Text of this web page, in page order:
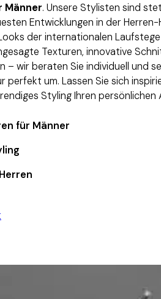
Männer. Unsere Stylisten sind
Entwicklungen in der
der internationalen
Texturen, innovative
– wir beraten Sie individuell und
perfekt um. Lassen Sie sich
Styling Ihren
für Männer